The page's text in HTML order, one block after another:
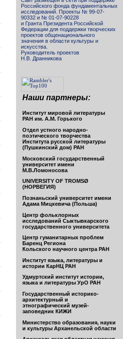
Российского фонда фундаментальных
исследований. Проекты № 99-07-
90332 и № 01-07-90228
и Гранта Президента Российской
Федерации для поддержки творческих
проектов общенационального
значения в области культуры и
искусства.
Руководитель проектов
Н.В. Дранникова
Наши партнеры:
Институт мировой литературы
РАН им. А.М. Горького
Отдел устного народно-
поэтического творчества
Института русской литературы
(Пушкинский дом) РАН
Московский государственный
университет имени
М.В.Ломоносова
UNIVERSITY OF TROMSØ
(НОРВЕГИЯ)
Познаньский университет имени
Адама Мицкевича (Польша)
Центр фольклорных
исследований Сыктывкарского
государственного университета
Центр гуманитарных проблем
Баренц Региона
Кольского научного центра РАН
Институт языка, литературы и
истории КарНЦ РАН
Удмуртский институт истории,
языка и литературы УрО РАН
Государственный историко-
архитектурный и
этнографический музей-
заповедник КИЖИ
Министерство образования, науки
и культуры Арханельской области